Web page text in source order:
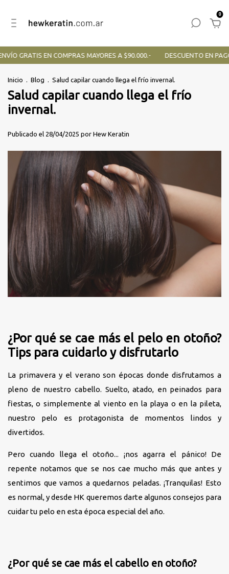
0
GRATIS EN COMPRAS MAYORES A $90.000.- DESCUENTO EN
Inicio . Blog . Salud capilar cuando llega el frío invernal.
Salud capilar cuando llega el frío
invernal.
Publicado el 28/04/2025 por Hew Keratin
¿Por qué se cae más el pelo en otoño?
Tips para cuidarlo y disfrutarlo
La primavera y el verano son épocas donde disfrutamos a
pleno de nuestro cabello. Suelto, atado, en peinados para
fiestas, o simplemente al viento en la playa o en la pileta,
nuestro pelo es protagonista de momentos lindos y
divertidos.
Pero cuando llega el otoño... ¡nos agarra el pánico! De
repente notamos que se nos cae mucho más que antes y
sentimos que vamos a quedarnos peladas. ¡Tranquilas! Esto
es normal, y desde HK queremos darte algunos consejos para
cuidar tu pelo en esta época especial del año.
¿Por qué se cae más el cabello en otoño?